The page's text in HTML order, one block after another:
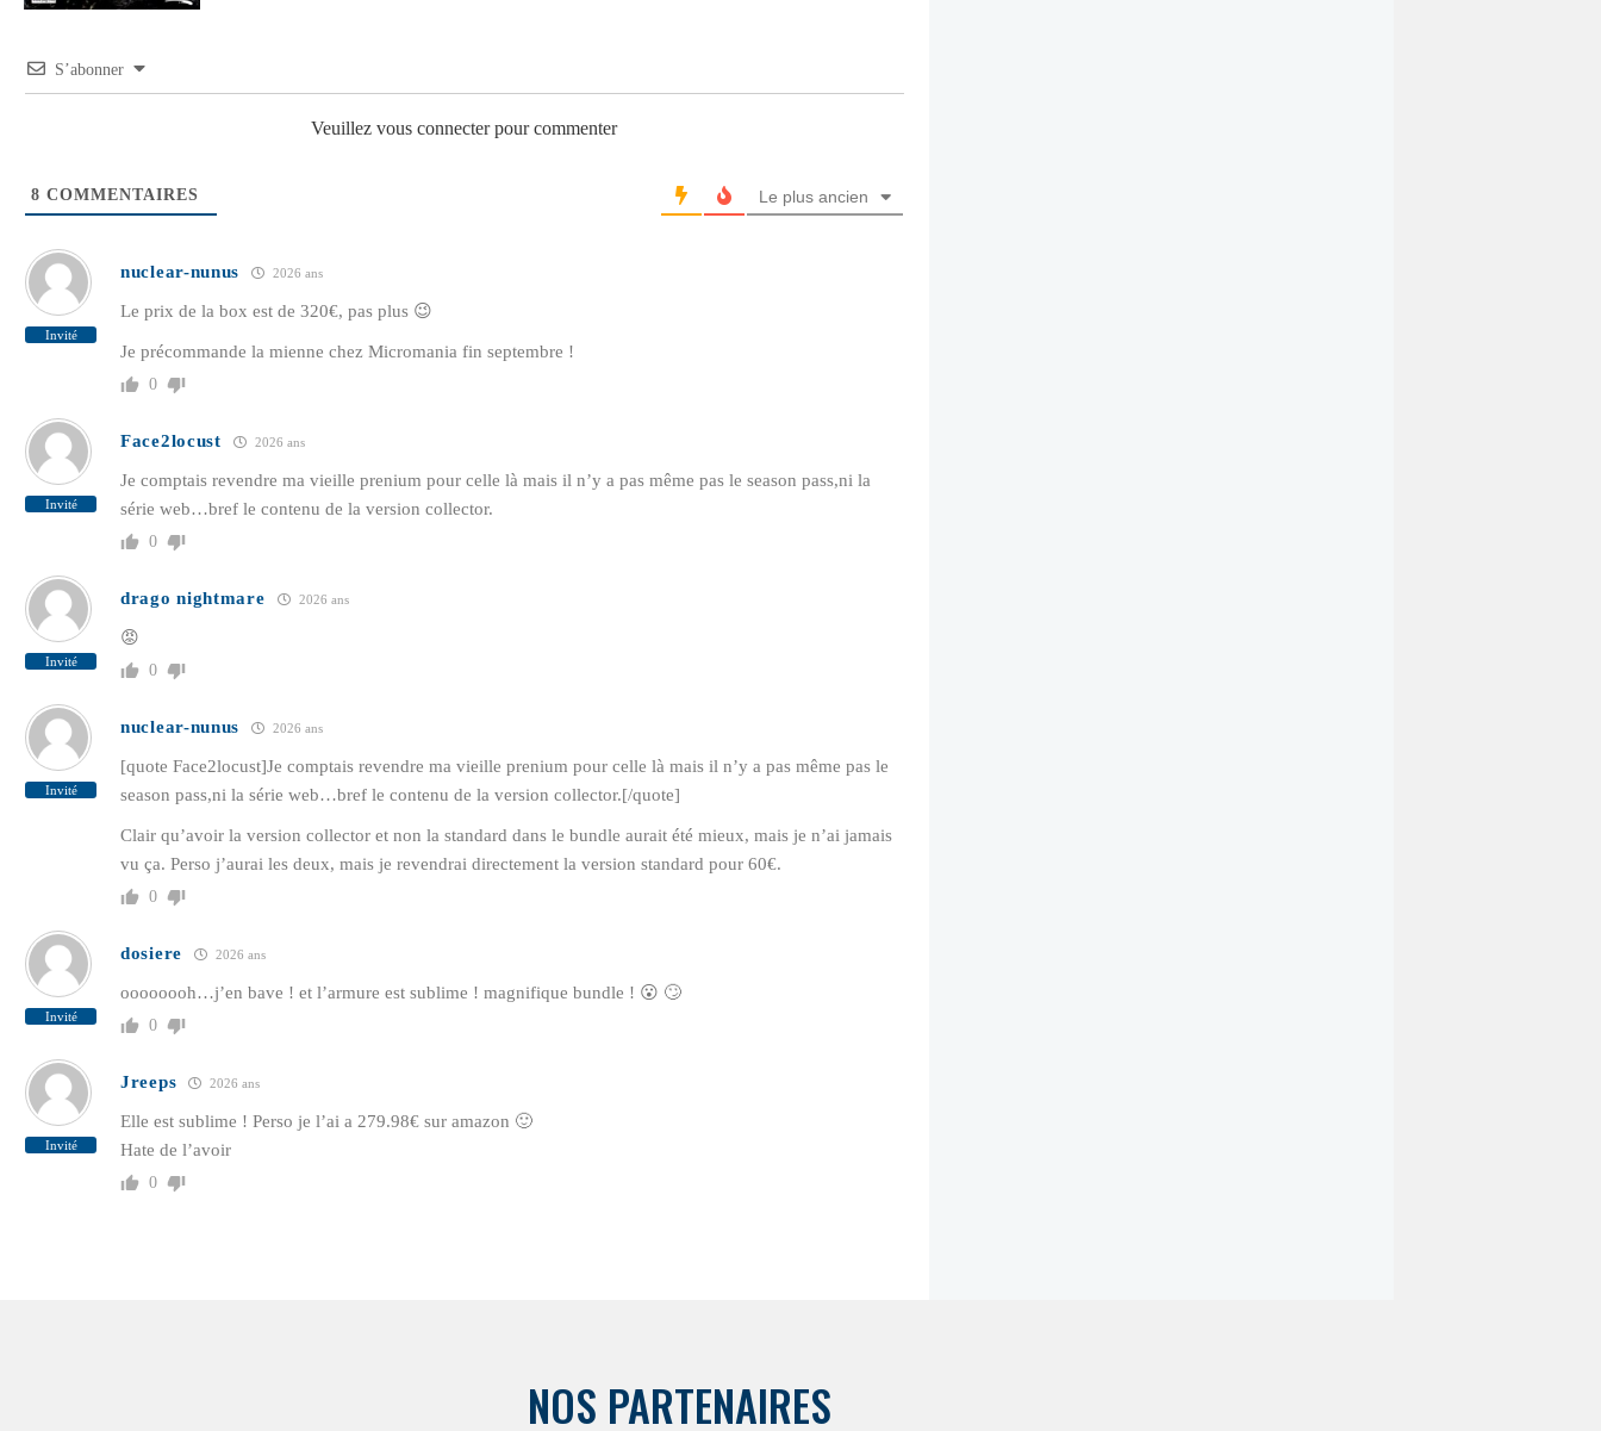
S’abonner
Veuillez vous connecter pour commenter
8 COMMENTAIRES Le plus ancien
Invité
nuclear-nunus 2026 ans
Le prix de la box est de 320€, pas plus 😉
Je précommande la mienne chez Micromania fin septembre !
0
Invité
Face2locust 2026 ans
Je comptais revendre ma vieille prenium pour celle là mais il n’y a pas même pas le season pass,ni la
série web…bref le contenu de la version collector.
0
Invité
drago nightmare 2026 ans
😡
0
Invité
nuclear-nunus 2026 ans
[quote Face2locust]Je comptais revendre ma vieille prenium pour celle là mais il n’y a pas même pas le
season pass,ni la série web…bref le contenu de la version collector.[/quote]
Clair qu’avoir la version collector et non la standard dans le bundle aurait été mieux, mais je n’ai jamais
vu ça. Perso j’aurai les deux, mais je revendrai directement la version standard pour 60€.
0
Invité
dosiere 2026 ans
oooooooh…j’en bave ! et l’armure est sublime ! magnifique bundle ! 😮 🙄
0
Invité
Jreeps 2026 ans
Elle est sublime ! Perso je l’ai a 279.98€ sur amazon 🙂
Hate de l’avoir
0
NOS PARTENAIRES